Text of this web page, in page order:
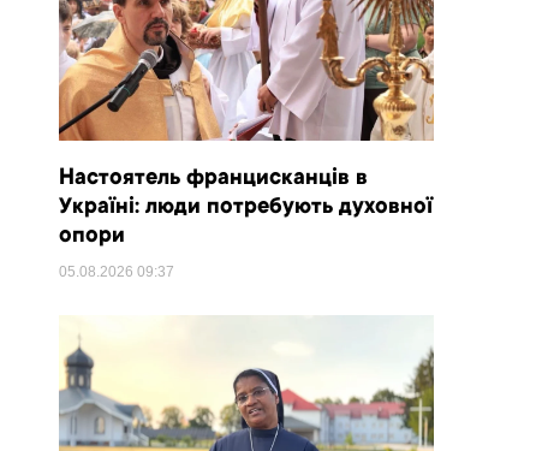
Настоятель францисканців в
Україні: люди потребують духовної
опори
05.08.2026 09:37